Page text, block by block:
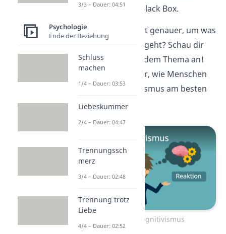
also nicht mehr als Black Box.
Dich interessiert jetzt genauer, um was
es im Kognitivismus geht? Schau dir
jetzt unser Video zu dem Thema an!
Dort erklärten wir dir, wie Menschen
gemäß des Kognitivismus am besten
lernen! Viel Spaß!
Zum Video: Kognitivismus
3/3 – Dauer: 04:51
Psychologie
Ende der Beziehung
Schluss
machen
1/4 – Dauer: 03:53
Liebeskummer
2/4 – Dauer: 04:47
Trennungssch
merz
3/4 – Dauer: 02:48
Trennung trotz
Liebe
4/4 – Dauer: 02:52